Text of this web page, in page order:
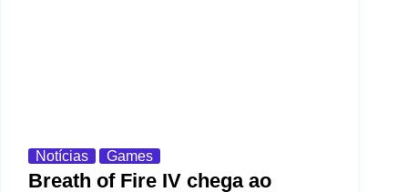
Notícias Games
Breath of Fire IV chega ao